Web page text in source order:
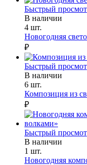
Быстрый
В наличии
4 шт.
Новогодняя
₽
Быстрый
В наличии
6 шт.
Композиция из
₽
Быстрый
В наличии
1 шт.
Новогодняя